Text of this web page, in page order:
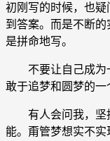
初刚写的时候，也
到答案。而是不断
是拼命地写。
不要让自己成为
敢于追梦和圆梦的一
有人会问我，坚
能。甭管梦想实不